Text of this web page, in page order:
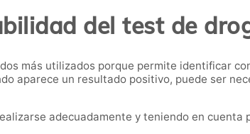
del test de
más utilizados porque permite identificar
aparece un resultado positivo, puede ser
adecuadamente y teniendo en